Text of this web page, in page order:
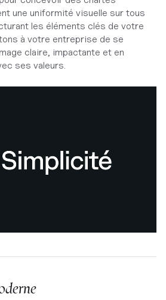
une uniformité visuelle sur tous
les éléments clés de votre
à votre entreprise de se
claire, impactante et en
ses valeurs.